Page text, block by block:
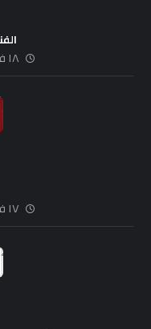
١٨ فبراير، ٢٠٢٥
١٧ فبراير، ٢٠٢٥